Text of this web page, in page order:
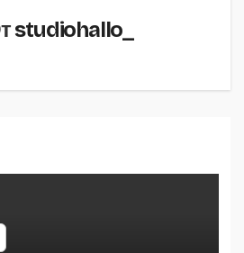
studiohallo_